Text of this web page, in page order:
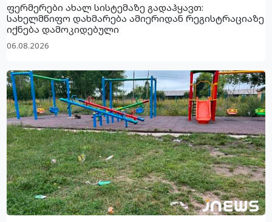
ფერმერები ახალ სისტემაზე გადაჰყავთ:
სახელმწიფო დახმარება ამიერიდან რეგისტრაციაზე
იქნება დამოკიდებული
06.08.2026